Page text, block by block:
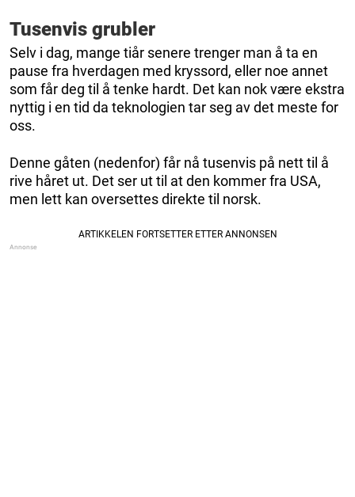
Tusenvis grubler
Selv i dag, mange tiår senere trenger man å ta en
pause fra hverdagen med kryssord, eller noe annet
som får deg til å tenke hardt. Det kan nok være ekstra
nyttig i en tid da teknologien tar seg av det meste for
oss.
Denne gåten (nedenfor) får nå tusenvis på nett til å
rive håret ut. Det ser ut til at den kommer fra USA,
men lett kan oversettes direkte til norsk.